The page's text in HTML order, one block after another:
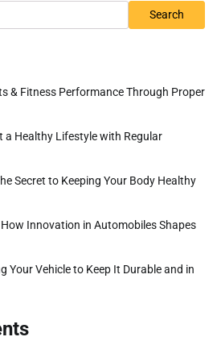
Search
& Fitness Performance Through Proper
a Healthy Lifestyle with Regular
Secret to Keeping Your Body Healthy
Innovation in Automobiles Shapes
Your Vehicle to Keep It Durable and in